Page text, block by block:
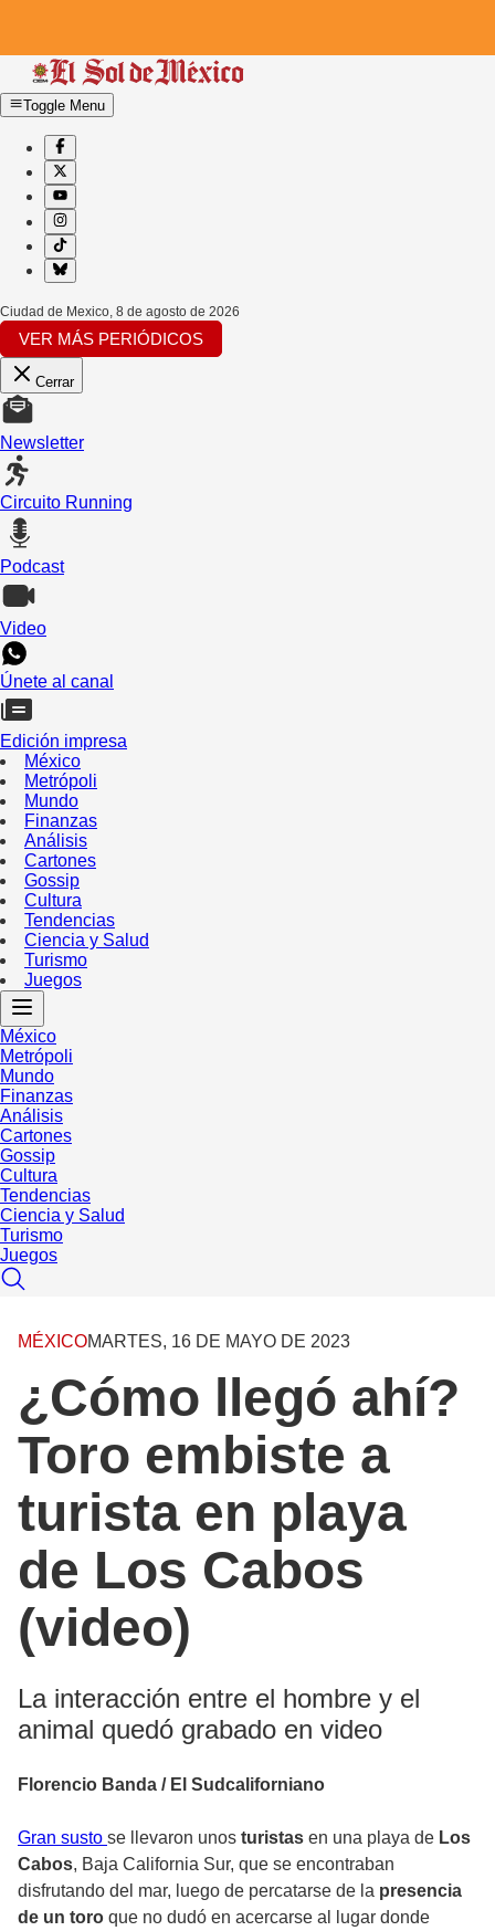
Toggle Menu
Ciudad de Mexico, 8 de agosto de 2026
VER MÁS PERIÓDICOS
Cerrar
Newsletter
Circuito Running
Podcast
Video
Únete al canal
Edición impresa
México
Metrópoli
Mundo
Finanzas
Análisis
Cartones
Gossip
Cultura
Tendencias
Ciencia y Salud
Turismo
Juegos
México
Metrópoli
Mundo
Finanzas
Análisis
Cartones
Gossip
Cultura
Tendencias
Ciencia y Salud
Turismo
Juegos
MÉXICOMARTES, 16 DE MAYO DE 2023
¿Cómo llegó ahí?
Toro embiste a
turista en playa
de Los Cabos
(video)
La interacción entre el hombre y el
animal quedó grabado en video
Florencio Banda / El Sudcaliforniano
Gran susto se llevaron unos turistas en una playa de Los
Cabos, Baja California Sur, que se encontraban
disfrutando del mar, luego de percatarse de la presencia
de un toro que no dudó en acercarse al lugar donde